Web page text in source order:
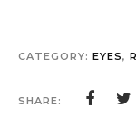
CATEGORY: EYES,
SHARE: